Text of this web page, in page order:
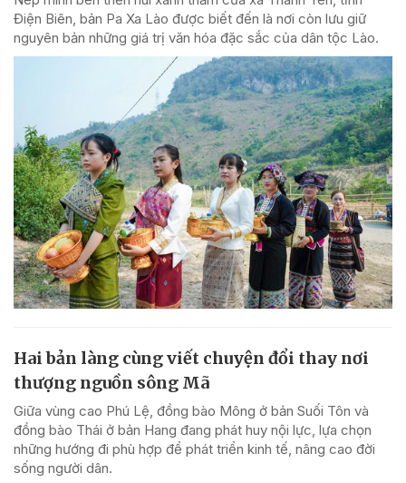
Điện Biên, bản Pa Xa Lào được biết đến là nơi còn lưu giữ
nguyên bản những giá trị văn hóa đặc sắc của dân tộc Lào.
Hai bản làng cùng viết chuyện đổi thay nơi
thượng nguồn sông Mã
Giữa vùng cao Phú Lệ, đồng bào Mông ở bản Suối Tôn và
đồng bào Thái ở bản Hang đang phát huy nội lực, lựa chọn
những hướng đi phù hợp để phát triển kinh tế, nâng cao đời
sống người dân.